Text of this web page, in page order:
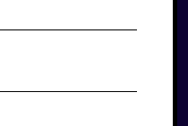
bij ons in dienst